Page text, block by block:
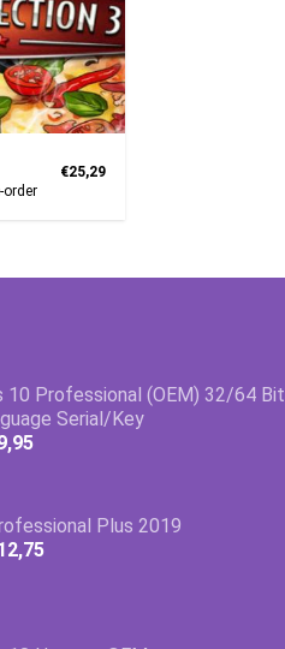
order
€25,29
10 Professional (OEM) 32/64 Bit
Serial/Key
Plus 2019